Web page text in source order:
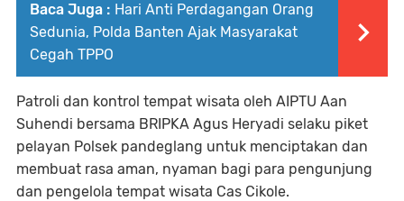
Baca Juga : Hari Anti Perdagangan Orang
Sedunia, Polda Banten Ajak Masyarakat
Cegah TPPO
Patroli dan kontrol tempat wisata oleh AIPTU Aan
Suhendi bersama BRIPKA Agus Heryadi selaku piket
pelayan Polsek pandeglang untuk menciptakan dan
membuat rasa aman, nyaman bagi para pengunjung
dan pengelola tempat wisata Cas Cikole.